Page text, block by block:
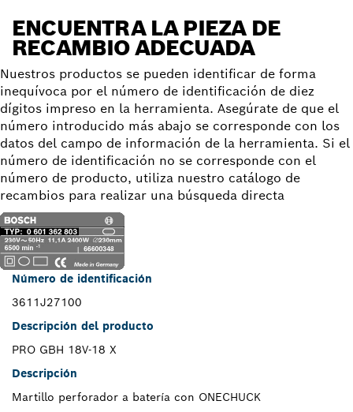
ENCUENTRA LA PIEZA DE
RECAMBIO ADECUADA
Nuestros productos se pueden identificar de forma
inequívoca por el número de identificación de diez
dígitos impreso en la herramienta. Asegúrate de que el
número introducido más abajo se corresponde con los
datos del campo de información de la herramienta. Si el
número de identificación no se corresponde con el
número de producto, utiliza nuestro catálogo de
recambios para realizar una búsqueda directa
Número de identificación
3611J27100
Descripción del producto
PRO GBH 18V-18 X
Descripción
Martillo perforador a batería con ONECHUCK